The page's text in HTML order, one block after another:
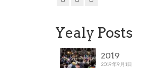
Yealy Posts
2019
2019年9月1日